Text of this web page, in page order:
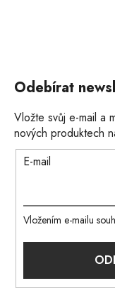
Odebírat
Vložte svůj e-mail a
nových produktech
E-mail
Vložením e-mailu